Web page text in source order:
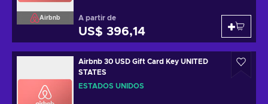
Airbnb A partir de
US$ 396,14
Airbnb 30 USD Gift Card Key UNITED
STATES
ESTADOS UNIDOS